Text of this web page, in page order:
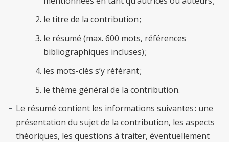
le titre de la contribution ;
le résumé (max. 600 mots, références
bibliographiques incluses) ;
les mots-clés s’y référant ;
le thème général de la contribution.
Le résumé contient les informations suivantes : une
présentation du sujet de la contribution, les aspects
théoriques, les questions à traiter, éventuellement